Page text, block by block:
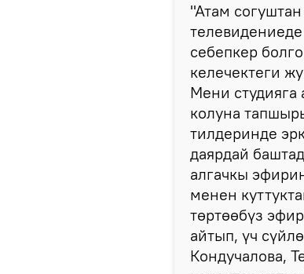
"Атам
себепкер
келечектеги
Мени
колуна
тилдеринде
даярдай
алгачкы
менен
төртөөбүз
айтып, үч
Кондучалова,